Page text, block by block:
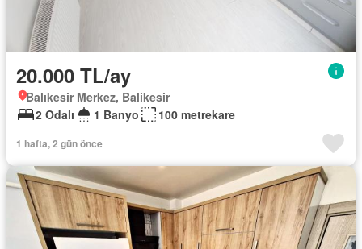
20.000 TL/ay
Balıkesir Merkez, Balikesir
2 Odalı
1 Banyo 100 metrekare
1 hafta, 2 gün önce